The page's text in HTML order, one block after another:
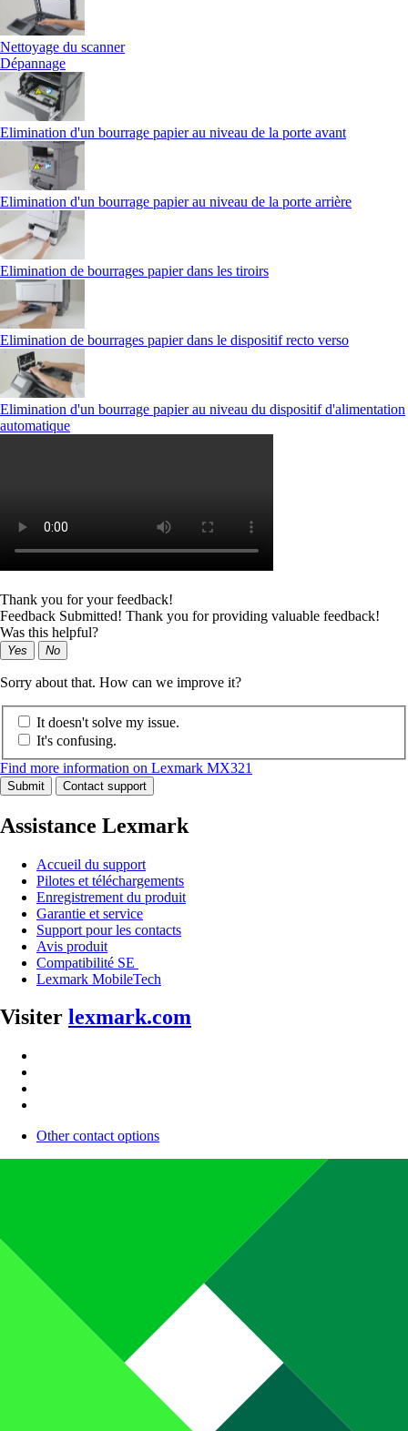
Nettoyage du scanner
Dépannage
Elimination d'un bourrage papier au niveau de la porte avant
Elimination d'un bourrage papier au niveau de la porte arrière
Elimination de bourrages papier dans les tiroirs
Elimination de bourrages papier dans le dispositif recto verso
Elimination d'un bourrage papier au niveau du dispositif d'alimentation
automatique
Thank you for your feedback!
Feedback Submitted! Thank you for providing valuable feedback!
Was this helpful?
Yes No
Sorry about that. How can we improve it?
It doesn't solve my issue.
It's confusing.
Find more information on Lexmark MX321
Submit Contact support
Assistance Lexmark
Accueil du support
Pilotes et téléchargements
Enregistrement du produit
Garantie et service
Support pour les contacts
Avis produit
Compatibilité SE
Lexmark MobileTech
Visiter lexmark.com
Other contact options